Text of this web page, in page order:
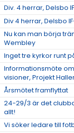
Div. 4 herrar, Delsbo
Div 4 herrar, Delsbo
Nu kan man börja
Wembley
Inget tre kyrkor runt
Informationsmöte
visioner, Projekt
Årsmötet framflyttat
24-29/3 är det
allt!
Vi söker ledare till